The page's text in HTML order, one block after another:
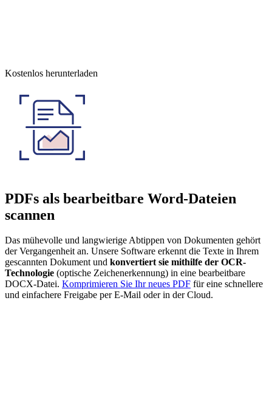
Kostenlos herunterladen
PDFs als bearbeitbare Word-Dateien
scannen
Das mühevolle und langwierige Abtippen von Dokumenten gehört
der Vergangenheit an. Unsere Software erkennt die Texte in Ihrem
gescannten Dokument und konvertiert sie mithilfe der OCR-
Technologie (optische Zeichenerkennung) in eine bearbeitbare
DOCX-Datei. Komprimieren Sie Ihr neues PDF für eine schnellere
und einfachere Freigabe per E-Mail oder in der Cloud.